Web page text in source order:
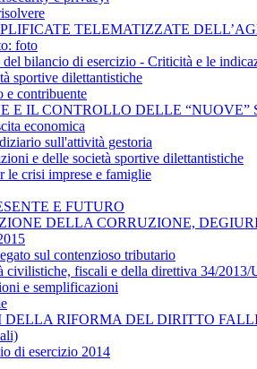
TELEMATIZZATE
foto
bilancio di esercizio - Criticità e le
sportive dilettantistiche
e contribuente
E IL CONTROLLO DELLE
economica
sull'attività gestoria
e delle società sportive dilettantistiche
le crisi imprese e famiglie
E FUTURO
DELLA CORRUZIONE,
sul contenzioso tributario
fiscali e della direttiva 34/2013/
e semplificazioni
RIFORMA DEL DIRITTO
di esercizio 2014